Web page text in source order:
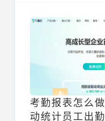
容、制作方法和实操
考勤报表怎么
动统计员工出